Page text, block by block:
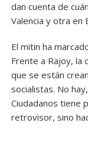
dan cuenta de
Valencia y otra en
El mitin ha
Frente a Rajoy, la
que se están
socialistas. No
Ciudadanos tiene
retrovisor, sino